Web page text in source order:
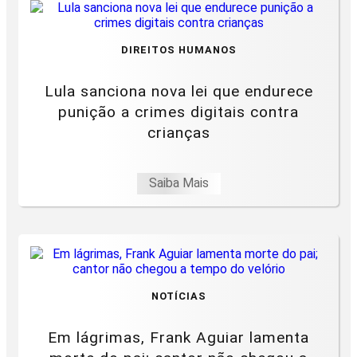
DIREITOS HUMANOS
Lula sanciona nova lei que endurece
punição a crimes digitais contra
crianças
Saiba Mais
NOTÍCIAS
Em lágrimas, Frank Aguiar lamenta